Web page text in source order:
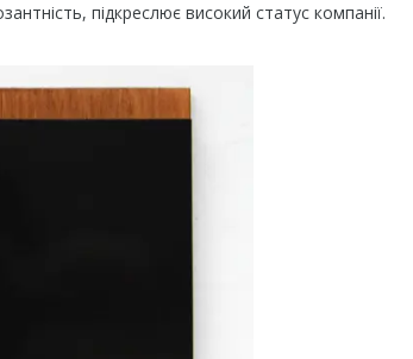
підкреслює високий статус компанії.